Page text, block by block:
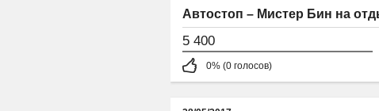
Автостоп – Мистер Бин на
5 400
0% (0 голосов)